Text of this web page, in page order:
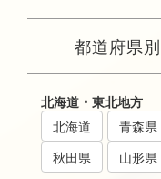
都道府県別
北海道・東北地方
北海道
青森県
秋田県
山形県